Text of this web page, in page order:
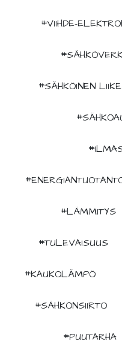
#VIIHDE-
#SÄHKÖINEN
#LÄMMITYS
#TULEVAISUUS
#KAUKOLÄMPÖ
#SÄHKÖNSIIRTO
#PUUTARHA